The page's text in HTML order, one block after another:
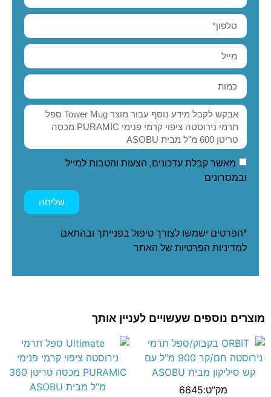
מאשר קבלת עדכונים, הצעות והטבות למייל
ובמסרונים
שליחה
*הפרטים ישמשו לצורך טיפול בפנייתך ובהתאם
למדיניות הפרטיות של האתר
מוצרים נוספים שעשויים לעניין אותך
מק"ט:6645